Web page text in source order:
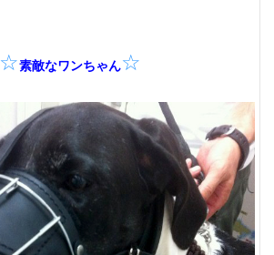
☆素敵なワンちゃん☆